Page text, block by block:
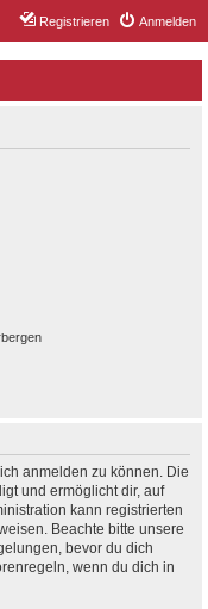
Anmelden
Registrieren
anmelden zu können. Die
und ermöglicht dir, auf
kann registrierten
Beachte bitte unsere
bevor du dich
wenn du dich in